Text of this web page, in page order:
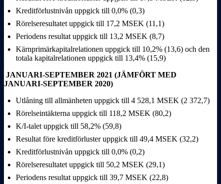
Kreditförlustnivån uppgick till 0,0% (0,3)
Rörelseresultatet uppgick till 17,2 MSEK (11,1)
Periodens resultat uppgick till 13,2 MSEK (8,7)
Kärnprimärkapitalrelationen uppgick till 10,2% (13,6) och den
totala kapitalrelationen uppgick till 13,4% (15,9)
JANUARI-SEPTEMBER 2021 (JÄMFÖRT MED
JANUARI-SEPTEMBER 2020)
Utlåning till allmänheten uppgick till 4 528,1 MSEK (2 372,7)
Rörelseintäkterna uppgick till 118,2 MSEK (80,2)
K/I-talet uppgick till 58,2% (59,8)
Resultat före kreditförluster uppgick till 49,4 MSEK (32,2)
Kreditförlustnivån uppgick till 0,0% (0,2)
Rörelseresultatet uppgick till 50,2 MSEK (29,1)
Periodens resultat uppgick till 39,7 MSEK (22,8)